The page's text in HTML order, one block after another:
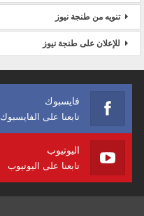
تنويه من طنجة نيوز
للإعلان على طنجة نيوز
فايسبوك
تابعنا على الفايسبوك
اليوتيوب
تابعنا على اليوتيوب